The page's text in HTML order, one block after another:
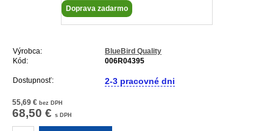
Doprava zadarmo
Výrobca:
BlueBird Quality
Kód:
006R04395
Dostupnosť: 2-3 pracovné dni
55,69 € bez DPH
68,50 € s DPH